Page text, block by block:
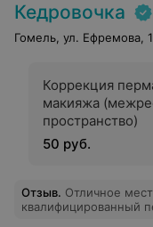
Кедровочка
Гомель, ул. Ефремова,
Коррекция
макияжа
пространство)
50 руб.
Отзыв. Отличное
квалифицированный